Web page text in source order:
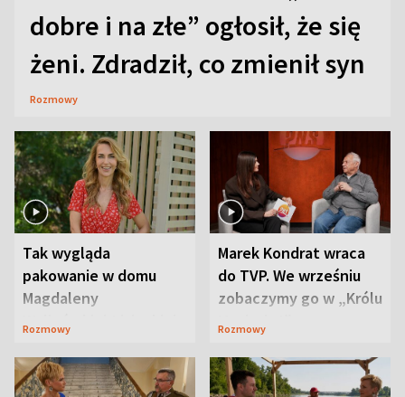
dobre i na złe” ogłosił, że się
żeni. Zdradził, co zmienił syn
Rozmowy
Tak wygląda
pakowanie w domu
Magdaleny
Waligórskiej-Lisieckiej.
Rozmowy
Marek Kondrat wraca
do TVP. We wrześniu
zobaczymy go w „Królu
Maciusiu I”
Rozmowy